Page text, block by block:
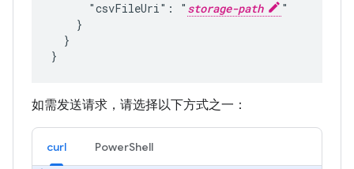
      "csvFileUri": "
storage-path
"
    }
  }
如需发送请求，请选择以下方式之一：
curl PowerShell